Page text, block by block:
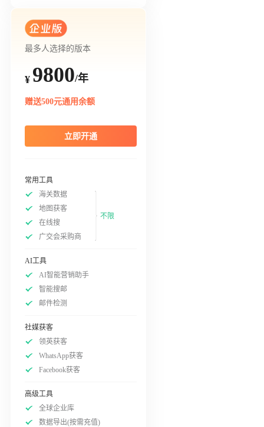
最多人选择的版本
¥ 9800/年
赠送500元通用余额
立即开通
常用工具
海关数据
地图获客
在线搜
广交会采购商
不限
AI工具
AI智能营销助手
智能搜邮
邮件检测
社媒获客
领英获客
WhatsApp获客
Facebook获客
高级工具
全球企业库
数据导出(按需充值)